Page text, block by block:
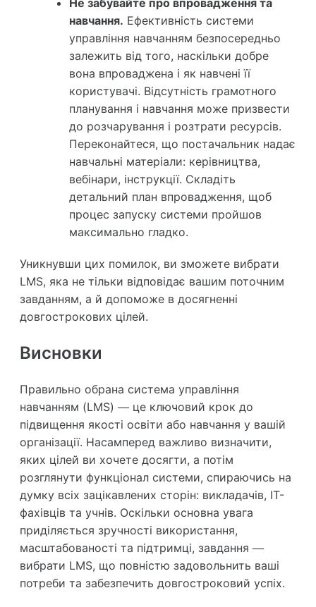
навчання. Ефективність системи
управління навчанням безпосередньо
залежить від того, наскільки добре
вона впроваджена і як навчені її
користувачі. Відсутність грамотного
планування і навчання може призвести
до розчарування і розтрати ресурсів.
Переконайтеся, що постачальник надає
навчальні матеріали: керівництва,
вебінари, інструкції. Складіть
детальний план впровадження, щоб
процес запуску системи пройшов
максимально гладко.
Уникнувши цих помилок, ви зможете вибрати
LMS, яка не тільки відповідає вашим поточним
завданням, а й допоможе в досягненні
довгострокових цілей.
Висновки
Правильно обрана система управління
навчанням (LMS) — це ключовий крок до
підвищення якості освіти або навчання у вашій
організації. Насамперед важливо визначити,
яких цілей ви хочете досягти, а потім
розглянути функціонал системи, спираючись на
думку всіх зацікавлених сторін: викладачів, IT-
фахівців та учнів. Оскільки основна увага
приділяється зручності використання,
масштабованості та підтримці, завдання —
вибрати LMS, що повністю задовольнить ваші
потреби та забезпечить довгостроковий успіх.